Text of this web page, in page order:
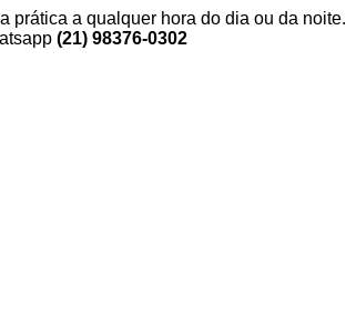
prática a qualquer hora do dia ou da noite.
(21) 98376-0302